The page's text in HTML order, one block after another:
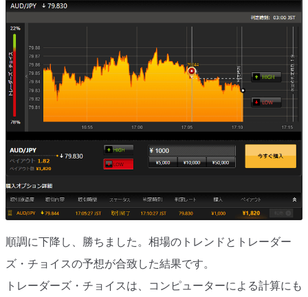
順調に下降し、勝ちました。相場のトレンドとトレーダー
ズ・チョイスの予想が合致した結果です。
トレーダーズ・チョイスは、コンピューターによる計算にも